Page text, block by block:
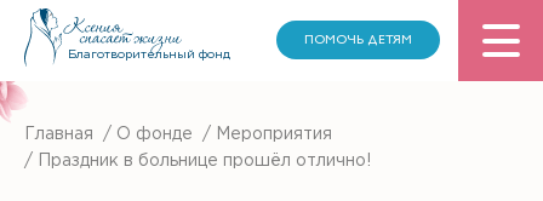
Благотворительный фонд
ПОМОЧЬ ДЕТЯМ
Главная / О фонде /
Мероприятия
/
Праздник в больнице прошёл отлично!